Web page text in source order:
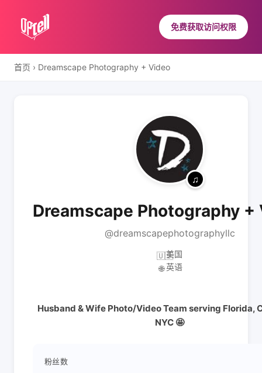
免费获取访问权限
首页 › Dreamscape Photography + Video
Dreamscape Photography +
@dreamscapephotographyllc
🇺🇸美国
🌐 英语
Husband & Wife Photo/Video Team serving Florida,
NYC 🤩
粉丝数